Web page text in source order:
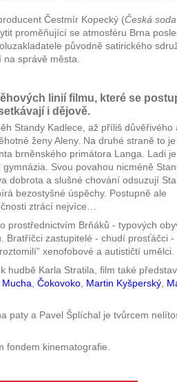
Čestmír Kopecký (Česká soda
proměňující se atmosféru Brna
původně satirického
správě města.
linií filmu, které se
i dějově.
Standy Kadlece, až příliš důvěřivého
ženy Aleny. Na druhé straně to
brněnského primátora Langa. Ladi je
Svou povahou nicméně
dobrota a slušné chování odsuzují
bezostyšné úspěchy. Postupně ale
ztrácí nejvíce…
prostřednictvím Brňáků - typových
Bratříčci zastupitelé - chudí prosťáčci -
xenofobové a autističtí umělci.
hudbě Karla Stratila, film také
Mucha Čokovoko Martin Kyšperský
paty a Pavel Šplíchal je tvůrcem
fondem kinematografie.